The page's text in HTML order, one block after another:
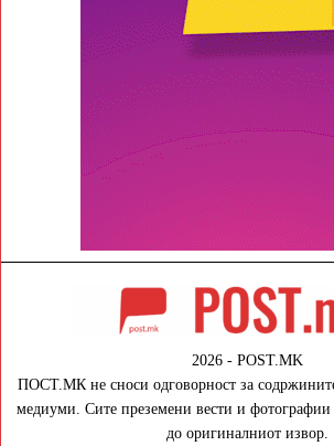
2026 - POST.MK
ПОСТ.МК не сноси одговорност за
медиуми. Сите преземени вести и фотографии
до оригиналниот извор.